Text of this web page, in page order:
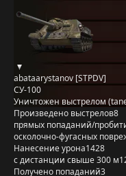
abataarystanov [STPDV]
СУ-100
Уничтожен выстрелом
Произведено выстрелов8
прямых попаданий/
осколочно-фугасных
Нанесение урона1428
с дистанции свыше 300 м
Получено попаданий3